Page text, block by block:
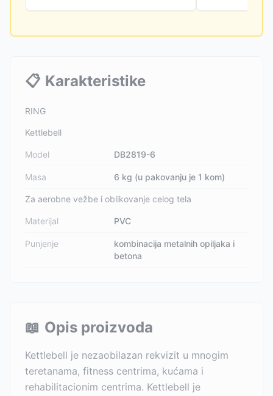
📋 Karakteristike
RING
Kettlebell
Model DB2819-6
Masa 6 kg (u pakovanju je 1 kom)
Za aerobne vežbe i oblikovanje celog tela
Materijal PVC
Punjenje
kombinacija metalnih opiljaka i
betona
📖 Opis proizvoda
Kettlebell je nezaobilazan rekvizit u mnogim
teretanama, fitness centrima, kućama i
rehabilitacionim centrima. Kettlebell je